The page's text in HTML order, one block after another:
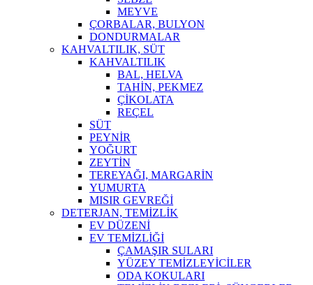
MEYVE
ÇORBALAR, BULYON
DONDURMALAR
KAHVALTILIK, SÜT
KAHVALTILIK
BAL, HELVA
TAHİN, PEKMEZ
ÇİKOLATA
REÇEL
SÜT
PEYNİR
YOĞURT
ZEYTİN
TEREYAĞI, MARGARİN
YUMURTA
MISIR GEVREĞİ
DETERJAN, TEMİZLİK
EV DÜZENİ
EV TEMİZLİĞİ
ÇAMAŞIR SULARI
YÜZEY TEMİZLEYİCİLER
ODA KOKULARI